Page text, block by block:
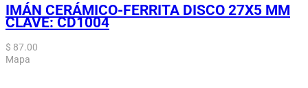
IMÁN CERÁMICO-FERRITA DISCO 27X5 MM
CLAVE: CD1004
$ 87.00
Mapa